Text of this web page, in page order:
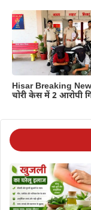
Hisar Breaking
चोरी केस में 2 आरोपी